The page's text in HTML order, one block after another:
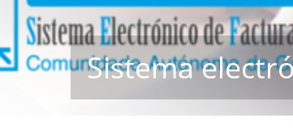
Sistema